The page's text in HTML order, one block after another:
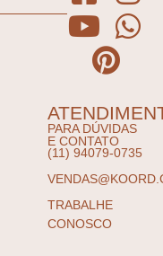
PARA DÚVIDAS
E CONTATO
(11) 94079-0735
TRABALHE
CONOSCO